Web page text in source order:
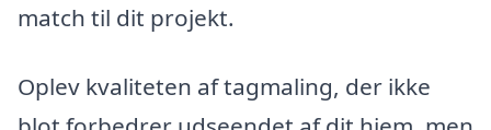
match til dit projekt.
Oplev kvaliteten af tagmaling, der ikke